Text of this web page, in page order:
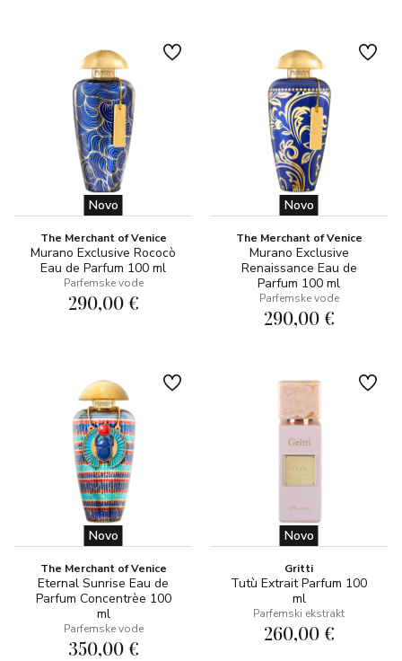
Novo
The Merchant of Venice
Murano Exclusive Rococò
Eau de Parfum 100 ml
Parfemske vode
290,00 €
Novo
The Merchant of Venice
Murano Exclusive
Renaissance Eau de
Parfum 100 ml
Parfemske vode
290,00 €
Novo
The Merchant of Venice
Eternal Sunrise Eau de
Parfum Concentrèe 100
ml
Parfemske vode
350,00 €
Novo
Gritti
Tutù Extrait Parfum 100
ml
Parfemski ekstrakt
260,00 €